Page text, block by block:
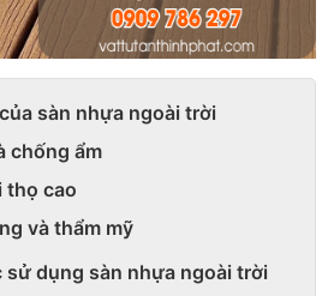
sàn nhựa ngoài trời
chống ẩm
thọ cao
và thẩm mỹ
sử dụng sàn nhựa ngoài trời